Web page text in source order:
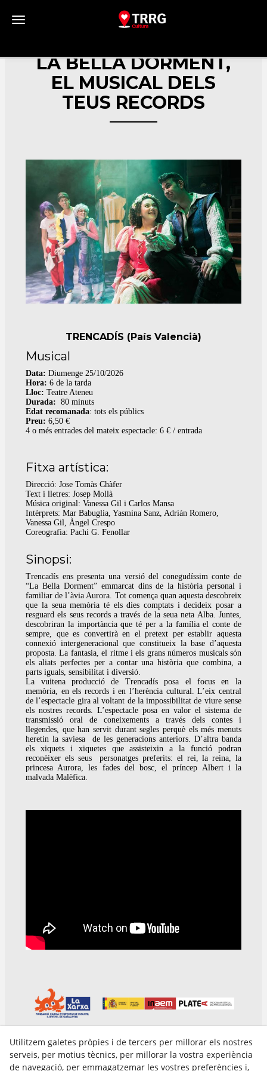
Toggle navigation
LA BELLA DORMENT,
EL MUSICAL DELS
TEUS RECORDS
TRENCADÍS (País Valencià)
Musical
Data: Diumenge 25/10/2026
Hora: 6 de la tarda
Lloc: Teatre Ateneu
Durada: 80 minuts
Edat recomanada: tots els públics​​​​​​​
Preu:6,50 €
4 o més entrades del mateix espectacle: 6 € / entrada
Fitxa artística:
Direcció: Jose Tomàs Chàfer
Text i lletres: Josep Mollà
Música original: Vanessa Gil i Carlos Mansa
Intèrprets: Mar Babuglia, Yasmina Sanz, Adrián Romero,
Vanessa Gil, Àngel Crespo
Coreografia: Pachi G. Fenollar
Sinopsi:
Trencadís ens presenta una versió del conegudíssim conte de
“La Bella Dorment” emmarcat dins de la història personal i
familiar de l’àvia Aurora. Tot comença quan aquesta descobreix
que la seua memòria té els dies comptats i decideix posar a
resguard els seus records a través de la seua neta Alba. Juntes,
descobriran la importància que té per a la família el conte de
sempre, que es convertirà en el pretext per establir aquesta
connexió intergeneracional que constitueix la base d’aquesta
proposta. La fantasia, el ritme i els grans números musicals són
els aliats perfectes per a contar una història que combina, a
parts iguals, sensibilitat i diversió.
La vuitena producció de Trencadís posa el focus en la
memòria, en els records i en l’herència cultural. L’eix central
de l’espectacle gira al voltant de la impossibilitat de viure sense
els nostres records. L’espectacle posa en valor el sistema de
transmissió oral de coneixements a través dels contes i
llegendes, que han servit durant segles perquè els més menuts
heretin la saviesa de les generacions anteriors. D’altra banda
els xiquets i xiquetes que assisteixin a la funció podran
reconèixer els seus personatges preferits: el rei, la reina, la
princesa Aurora, les fades del bosc, el príncep Albert i la
malvada Malèfica.
Utilitzem galetes pròpies i de tercers per millorar els nostres
serveis, per motius tècnics, per millorar la vostra experiència
de navegació, per emmagatzemar les vostres preferències i,